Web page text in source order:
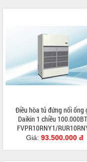
Điều hòa tủ đứng nối ống
Daikin 1 chiều
FVPR10RNY1/
Giá: 93.500.000 đ